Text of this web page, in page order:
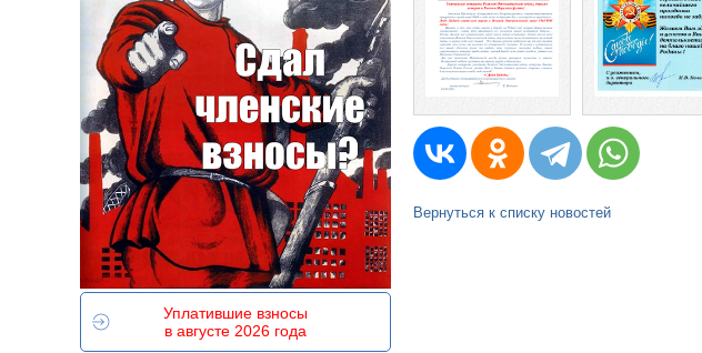
Вернуться к списку новостей
Уплатившие взносы
в августе 2026 года